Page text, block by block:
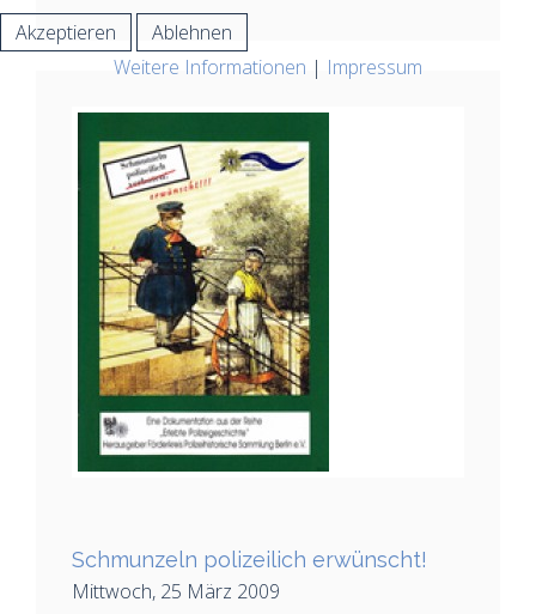
Schmunzeln polizeilich erwünscht!
Mittwoch, 25 März 2009
Akzeptieren
Ablehnen
Weitere Informationen | Impressum